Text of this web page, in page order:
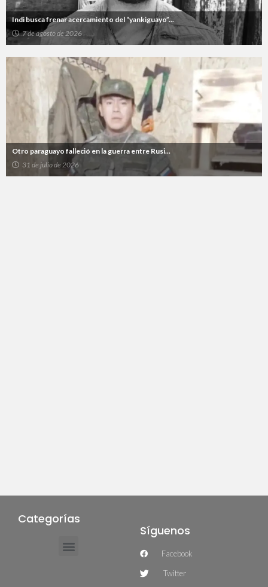
Indi busca frenar acercamiento del “yankiguayo”...
7 de agosto de 2026
Otro paraguayo falleció en la guerra entre Rusi...
31 de julio de 2026
Categorías
Síguenos
Facebook
Twitter